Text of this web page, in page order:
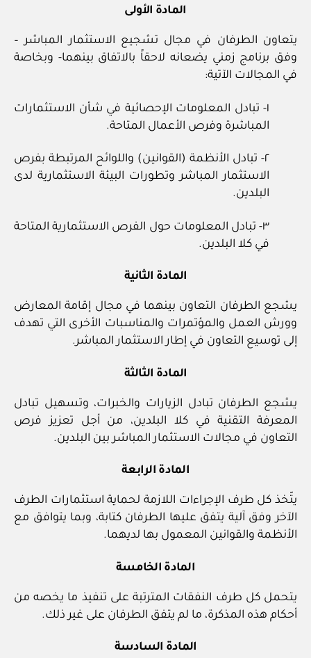
المادة الأولى
يتعاون الطرفان في مجال تشجيع الاستثمار المباشر –
وفق برنامج زمني يضعانه لاحقاً بالاتفاق بينهما- وبخاصة
في المجالات الآتية:
١- تبادل المعلومات الإحصائية في شأن الاستثمارات
المباشرة وفرص الأعمال المتاحة.
٢- تبادل الأنظمة (القوانين) واللوائح المرتبطة بفرص
الاستثمار المباشر وتطورات البيئة الاستثمارية لدى
البلدين.
٣- تبادل المعلومات حول الفرص الاستثمارية المتاحة
في كلا البلدين.
المادة الثانية
يشجع الطرفان التعاون بينهما في مجال إقامة المعارض
وورش العمل والمؤتمرات والمناسبات الأخرى التي تهدف
إلى توسيع التعاون في إطار الاستثمار المباشر.
المادة الثالثة
يشجع الطرفان تبادل الزيارات والخبرات، وتسهيل تبادل
المعرفة التقنية في كلا البلدين، من أجل تعزيز فرص
التعاون في مجالات الاستثمار المباشر بين البلدين.
المادة الرابعة
يتّخذ كل طرف الإجراءات اللازمة لحماية استثمارات الطرف
الآخر وفق آلية يتفق عليها الطرفان كتابة، وبما يتوافق مع
الأنظمة والقوانين المعمول بها لديهما.
المادة الخامسة
يتحمل كل طرف النفقات المترتبة على تنفيذ ما يخصه من
أحكام هذه المذكرة، ما لم يتفق الطرفان على غير ذلك.
المادة السادسة